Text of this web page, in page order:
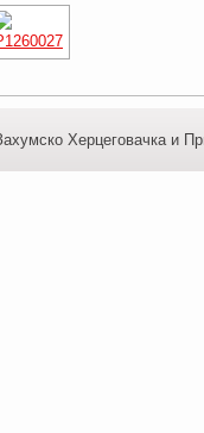
Херцеговачка и